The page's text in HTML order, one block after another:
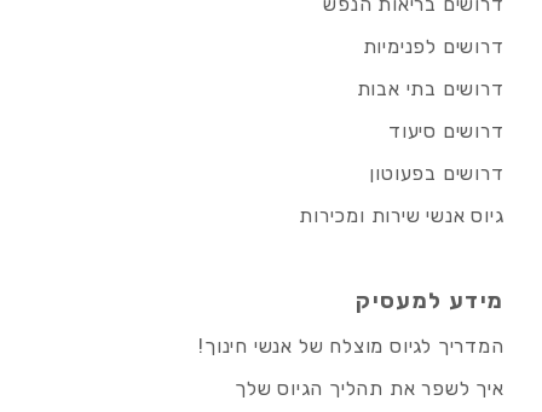
דרושים לפנימיות
דרושים בתי אבות
דרושים סיעוד
דרושים בפעוטון
גיוס אנשי שירות ומכירות
מידע למעסיק
המדריך לגיוס מוצלח של אנשי חינוך!
איך לשפר את תהליך הגיוס שלך